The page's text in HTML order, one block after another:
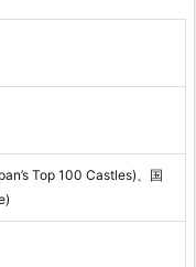
Top 100 Castles)、国